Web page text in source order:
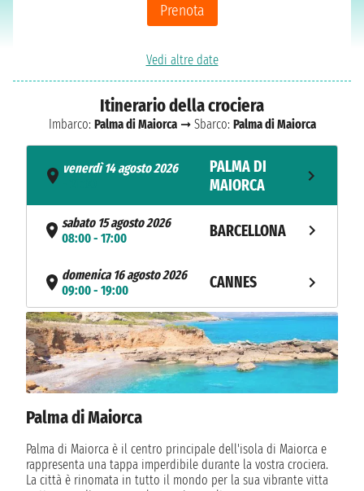
Prenota
Vedi altre date
Itinerario della crociera
Imbarco: Palma di Maiorca➞ Sbarco: Palma di Maiorca
venerdì 14 agosto 2026
PALMA DI
MAIORCA
sabato 15 agosto 2026
08:00 - 17:00
BARCELLONA
domenica 16 agosto 2026
09:00 - 19:00
CANNES
lunedì 17 agosto 2026
08:00 - 18:00
GENOVA
martedì 18 agosto 2026
07:00 - 18:00
LA SPEZIA
07:00 - 19:00
giovedì 20 agosto 2026 NAVIGAZIONE
Palma di Maiorca
Palma di Maiorca è il centro principale dell'isola di Maiorca e
rappresenta una tappa imperdibile durante la vostra crociera.
La città è rinomata in tutto il mondo per la sua vibrante vitta